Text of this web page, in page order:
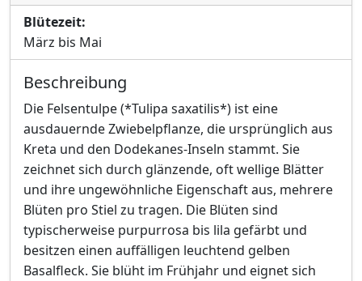
Blütezeit:
März bis Mai
Beschreibung
Die Felsentulpe (*Tulipa saxatilis*) ist eine
ausdauernde Zwiebelpflanze, die ursprünglich aus
Kreta und den Dodekanes-Inseln stammt. Sie
zeichnet sich durch glänzende, oft wellige Blätter
und ihre ungewöhnliche Eigenschaft aus, mehrere
Blüten pro Stiel zu tragen. Die Blüten sind
typischerweise purpurrosa bis lila gefärbt und
besitzen einen auffälligen leuchtend gelben
Basalfleck. Sie blüht im Frühjahr und eignet sich